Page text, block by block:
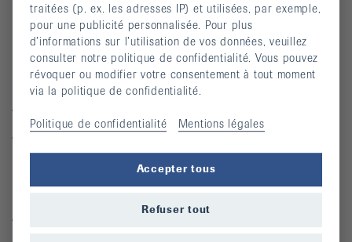
Moyens auxiliaires
Maladies rhumatismales
Arthrite
Arthrose
Rhumatisme des parties molles
Autres maladies rhumatismales
traitées (p. ex. les adresses IP) et utilisées, par exemple,
pour une publicité personnalisée. Pour plus
d’informations sur l’utilisation de vos données, veuillez
consulter notre politique de confidentialité. Vous pouvez
révoquer ou modifier votre consentement à tout moment
via la politique de confidentialité.
Politique de confidentialité Mentions légales
Accepter tous
Refuser tout